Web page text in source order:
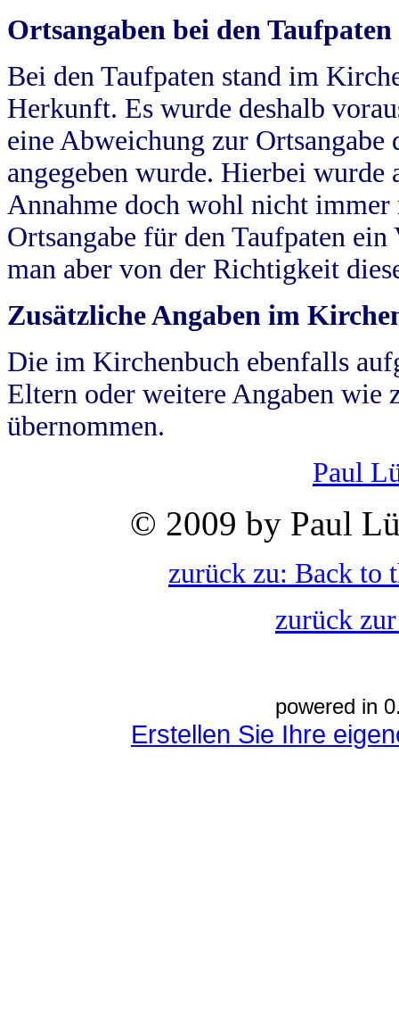
Ortsangaben bei den Taufpaten
Bei den Taufpaten stand im
Herkunft. Es wurde deshalb
eine Abweichung zur
angegeben wurde. Hierbei wurde
Annahme doch wohl nicht
Ortsangabe für den Taufpaten
man aber von der Richtigkeit
Zusätzliche Angaben im
Die im Kirchenbuch ebenfalls
Eltern oder weitere Angaben wie
übernommen.
Paul
© 2009 by Paul
zurück zu: Back to
zurück
powered in
Erstellen Sie Ihre